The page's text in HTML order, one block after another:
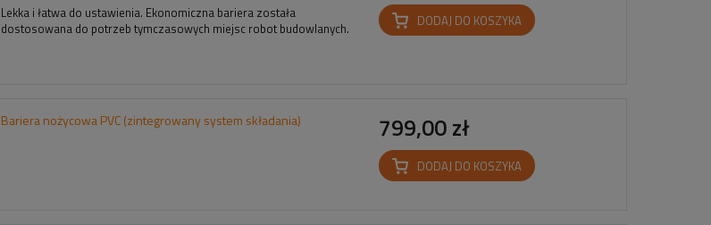
Lekka i łatwa do ustawienia. Ekonomiczna bariera została
dostosowana do potrzeb tymczasowych miejsc robot budowlanych.
DODAJ DO KOSZYKA
Bariera nożycowa PVC (zintegrowany system składania) 799,00 zł
DODAJ DO KOSZYKA